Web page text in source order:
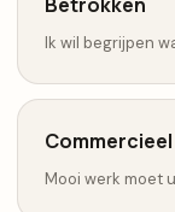
Ik wil begrijpen
Commercieel
Mooi werk moet